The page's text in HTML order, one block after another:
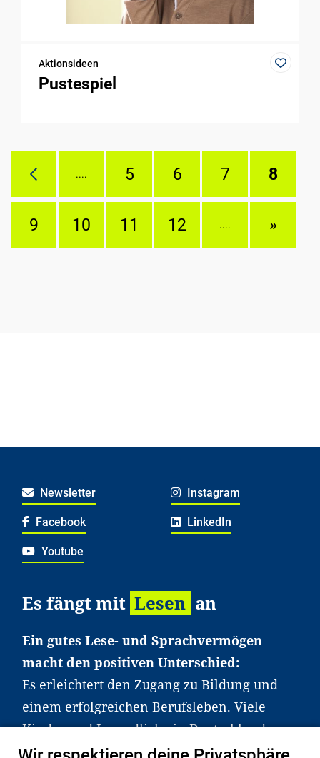
Aktionsideen
Pustespiel
.... 5 6 7 8
9 10 11 12 .... »
Newsletter Instagram
Facebook LinkedIn
Youtube
Es fängt mit Lesen an
Ein gutes Lese- und Sprachvermögen
macht den positiven Unterschied:
Es erleichtert den Zugang zu Bildung und
einem erfolgreichen Berufsleben. Viele
Kinder und Jugendliche in Deutschland
haben aber große Schwierigkeiten dabei.